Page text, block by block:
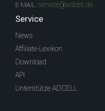
E-MAIL: service@adcell.de
Service
News
Affiliate-Lexikon
Download
API
Unterstütze ADCELL